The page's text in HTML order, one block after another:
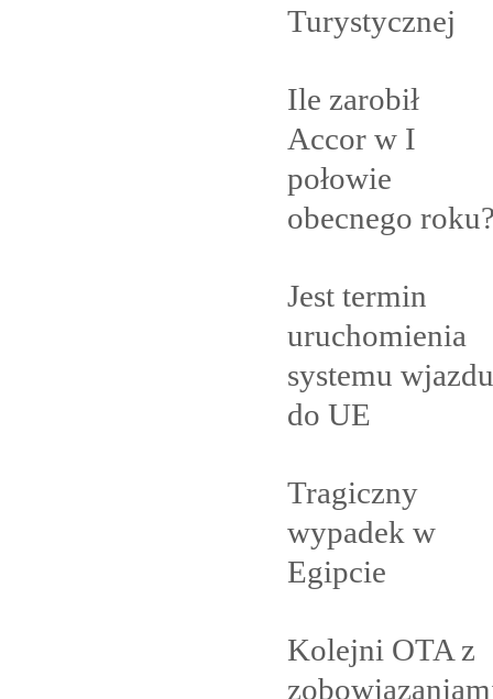
Turystycznej
Ile zarobił
Accor w I
połowie
obecnego
Jest termin
uruchomienia
systemu wjazdu
do UE
Tragiczny
wypadek w
Egipcie
Kolejni OTA z